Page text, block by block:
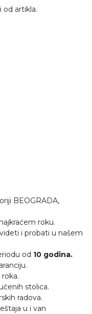
od artikla.
BEOGRADA,
roku.
i probati u našem
od 10 godina.
stolica.
radova.
u i van